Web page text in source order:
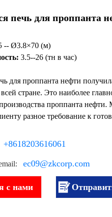
печь для проппанта
-- Ø3.8×70 (м)
3.5--26 (тн в час)
для проппанта нефти
стране. Это наиболее
проппанта
разное требование к
+8618203616061
ec09@zkcorp.com
с нами